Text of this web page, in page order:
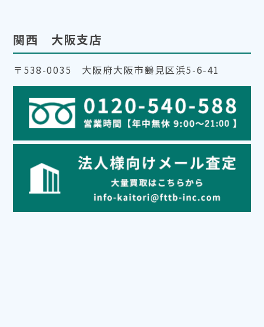
関西 大阪支店
〒538-0035 大阪府大阪市鶴見区浜5-6-41